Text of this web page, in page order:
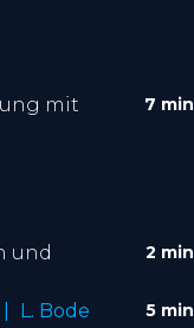
mit
7 min
und
2 min
L. Bode 5 min